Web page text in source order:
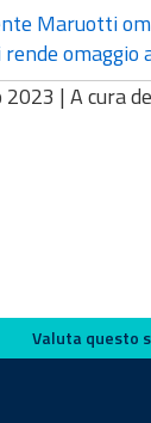
Maruotti
omaggio
| A cura
Valuta questo